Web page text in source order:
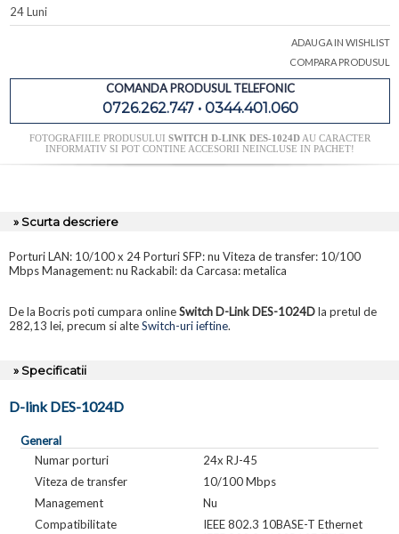
24 Luni
ADAUGA IN WISHLIST
COMPARA PRODUSUL
COMANDA PRODUSUL TELEFONIC
0726.262.747 • 0344.401.060
FOTOGRAFIILE PRODUSULUI SWITCH D-LINK DES-1024DAU CARACTER
INFORMATIV SI POT CONTINE ACCESORII NEINCLUSE IN PACHET!
» Scurta descriere
Porturi LAN: 10/100 x 24 Porturi SFP: nu Viteza de transfer: 10/100
Mbps Management: nu Rackabil: da Carcasa: metalica
De la Bocris poti cumpara onlineSwitch D-Link DES-1024Dla pretul de
282,13 lei, precum si alteSwitch-uri ieftine.
» Specificatii
D-link DES-1024D
General
Numar porturi
24x RJ-45
Viteza de transfer
10/100 Mbps
Management
Nu
Compatibilitate
IEEE 802.3 10BASE-T Ethernet